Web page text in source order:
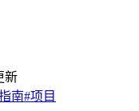
新
南#项目